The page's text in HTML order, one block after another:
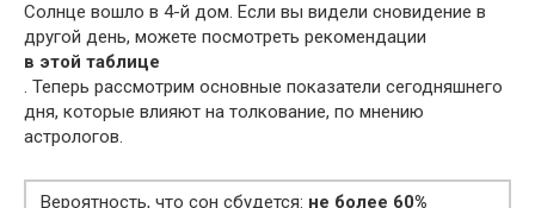
Солнце вошло в 4-й дом. Если вы видели сновидение в
другой день, можете посмотреть рекомендации
в этой таблице
. Теперь рассмотрим основные показатели сегодняшнего
дня, которые влияют на толкование, по мнению
астрологов.
Вероятность, что сон сбудется: не более 60%